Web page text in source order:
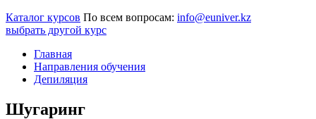
Каталог курсов По всем вопросам: info@euniver.kz
выбрать другой курс
Главная
Направления обучения
Депиляция
Шугаринг